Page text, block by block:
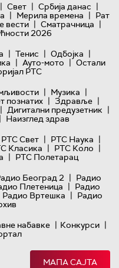
| Свет | Србија данас |
| Мерила времена | Рат
вести | Сматрачница |
2026
| Тенис | Одбојка |
| Ауто-мото | Остали
РТС
| Музика |
познатих | Здравље |
| Дигитални предузетник |
| Наизглед здрав
РТС Свет | РТС Наука |
Класика | РТС Коло |
| РТС Полетарац
Београд 2 | Радио
Плетеница | Радио
Радио Вртешка | Радио
набавке | Конкурси |
МАПА САЈТА